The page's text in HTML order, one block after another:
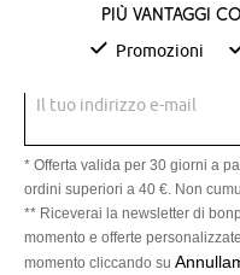
Più vantaggi
Promozioni
Il tuo indirizzo e-mail
* Offerta valida per 30 giorni a
ordini superiori a 40 €. Non
** Riceverai la newsletter di
momento e offerte
momento cliccando su